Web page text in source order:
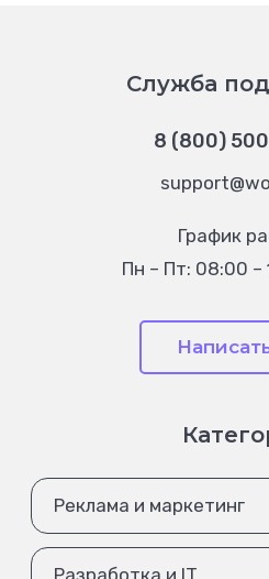
Служба
8 (800)
График
Пн – Пт: 08:00
Реклама и маркетинг
Разработка и IT